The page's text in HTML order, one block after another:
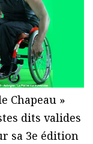
Chapeau »
dits valides
sa 3e édition